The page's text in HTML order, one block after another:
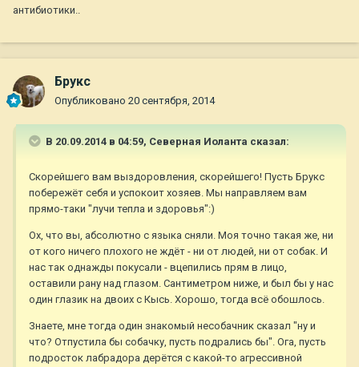
антибиотики..
Брукс
Опубликовано 20 сентября, 2014
В 20.09.2014 в 04:59, Северная Иоланта сказал:
Скорейшего вам выздоровления, скорейшего! Пусть Брукс
побережёт себя и успокоит хозяев. Мы направляем вам
прямо-таки "лучи тепла и здоровья":)
Ох, что вы, абсолютно с языка сняли. Моя точно такая же, ни
от кого ничего плохого не ждёт - ни от людей, ни от собак. И
нас так однажды покусали - вцепились прям в лицо,
оставили рану над глазом. Сантиметром ниже, и был бы у нас
один глазик на двоих с Кысь. Хорошо, тогда всё обошлось.
Знаете, мне тогда один знакомый несобачник сказал "ну и
что? Отпустила бы собачку, пусть подрались бы". Ога, пусть
подросток лабрадора дерётся с какой-то агрессивной